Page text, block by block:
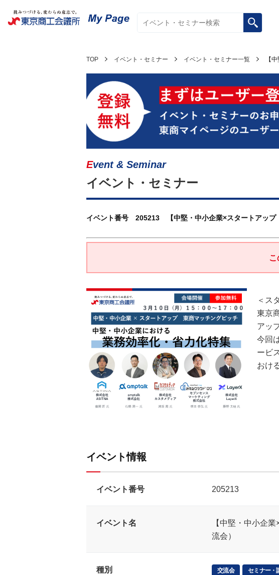
TOP イベント・セミナー イベント・セミナー一覧 【
Event & Seminar
イベント・セミナー
イベント番号 205213 【中堅・中小企業×スタートアップ
こ
＜ス
東京
アッ
今回
ービ
おけ
イベント情報
イベント番号 205213
イベント名
【中堅・中小企
流会）
種別 交流会 セミナー・